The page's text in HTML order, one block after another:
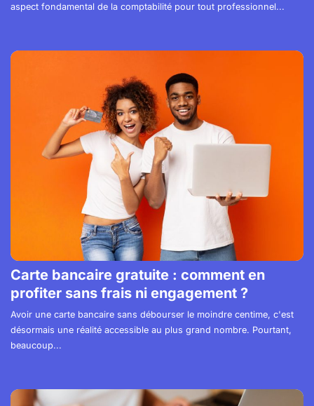
aspect fondamental de la comptabilité pour tout professionnel...
Carte bancaire gratuite : comment en
profiter sans frais ni engagement ?
Avoir une carte bancaire sans débourser le moindre centime, c'est
désormais une réalité accessible au plus grand nombre. Pourtant,
beaucoup...